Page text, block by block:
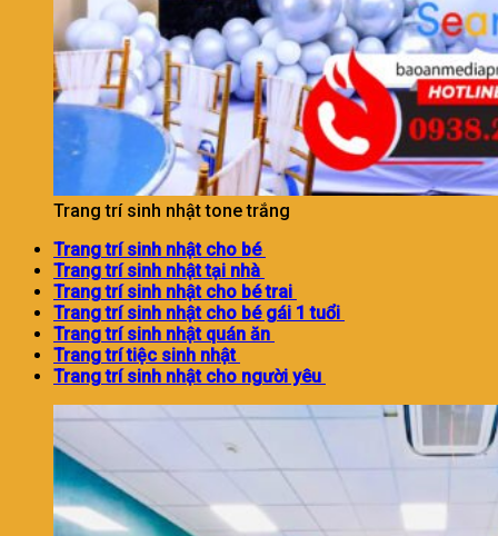
Trang trí sinh nhật tone trắng
Trang trí sinh nhật cho bé
Trang trí sinh nhật tại nhà
Trang trí sinh nhật cho bé trai
Trang trí sinh nhật cho bé gái 1 tuổi
Trang trí sinh nhật quán ăn
Trang trí tiệc sinh nhật
Trang trí sinh nhật cho người yêu